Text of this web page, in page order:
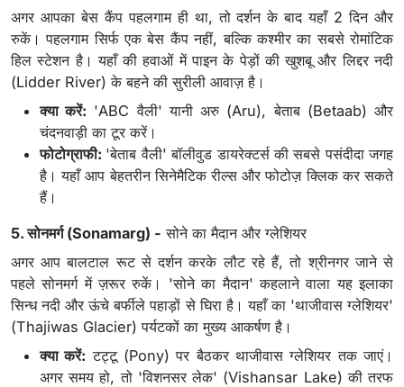
अगर आपका बेस कैंप पहलगाम ही था, तो दर्शन के बाद यहाँ 2 दिन और
रुकें। पहलगाम सिर्फ एक बेस कैंप नहीं, बल्कि कश्मीर का सबसे रोमांटिक
हिल स्टेशन है। यहाँ की हवाओं में पाइन के पेड़ों की खुशबू और लिद्दर नदी
(Lidder River) के बहने की सुरीली आवाज़ है।
क्या करें: 'ABC वैली' यानी अरु (Aru), बेताब (Betaab) और
चंदनवाड़ी का टूर करें।
फोटोग्राफी: 'बेताब वैली' बॉलीवुड डायरेक्टर्स की सबसे पसंदीदा जगह
है। यहाँ आप बेहतरीन सिनेमैटिक रील्स और फोटोज़ क्लिक कर सकते
हैं।
5. सोनमर्ग (Sonamarg) - सोने का मैदान और ग्लेशियर
अगर आप बालटाल रूट से दर्शन करके लौट रहे हैं, तो श्रीनगर जाने से
पहले सोनमर्ग में ज़रूर रुकें। 'सोने का मैदान' कहलाने वाला यह इलाका
सिन्ध नदी और ऊंचे बर्फीले पहाड़ों से घिरा है। यहाँ का 'थाजीवास ग्लेशियर'
(Thajiwas Glacier) पर्यटकों का मुख्य आकर्षण है।
क्या करें: टट्टू (Pony) पर बैठकर थाजीवास ग्लेशियर तक जाएं।
अगर समय हो, तो 'विशनसर लेक' (Vishansar Lake) की तरफ